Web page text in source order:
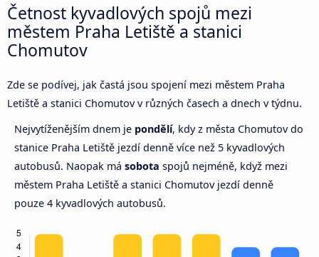
Četnost kyvadlových spojů mezi
městem Praha Letiště a stanici
Chomutov
Zde se podívej, jak častá jsou spojení mezi městem Praha
Letiště a stanici Chomutov v různých časech a dnech v týdnu.
Nejvytíženějším dnem je pondělí, kdy z města Chomutov do
stanice Praha Letiště jezdí denně více než 5 kyvadlových
autobusů. Naopak má sobota spojů nejméně, když mezi
městem Praha Letiště a stanici Chomutov jezdí denně
pouze 4 kyvadlových autobusů.